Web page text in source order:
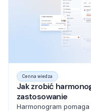
Cenna wiedza
Jak zrobić
zastosowanie
Harmonogram